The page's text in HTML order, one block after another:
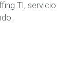
TI, servicio